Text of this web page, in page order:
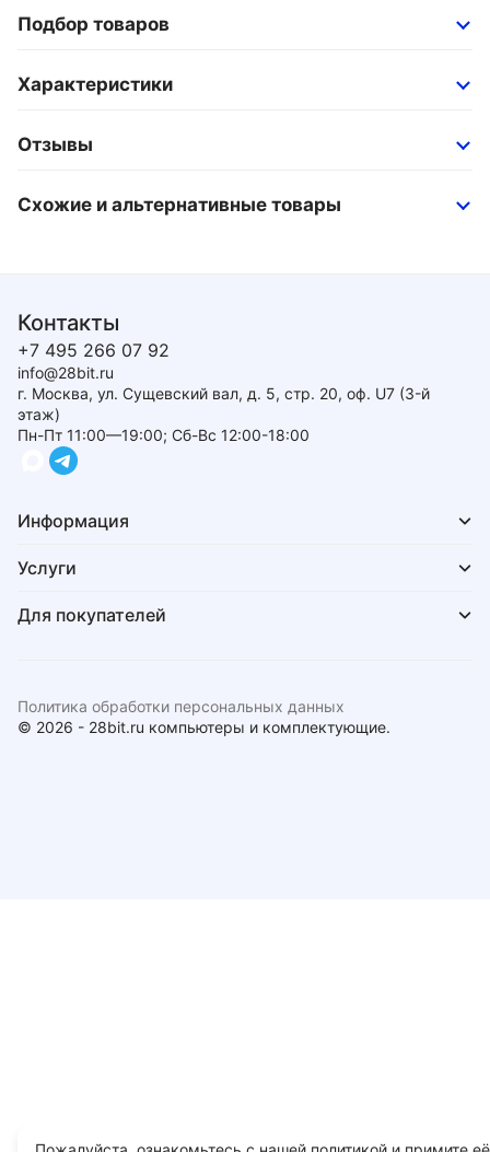
Подбор товаров
Характеристики
Отзывы
Схожие и альтернативные товары
Контакты
+7 495 266 07 92
info@28bit.ru
г. Москва, ул. Сущевский вал, д. 5, стр. 20, оф. U7 (3-й
этаж)
Пн-Пт 11:00—19:00; Сб-Вс 12:00-18:00
Информация
Услуги
Для покупателей
© 2026 - 28bit.ru компьютеры и комплектующие.
Политика обработки персональных данных